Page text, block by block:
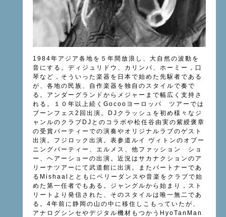
1984年アジア各地を５年間放浪し、大自然の波動を
音にする。ディジュリドウ、カリンバ、ホーミー，口
琴など，そういった楽器を日本で始めた先駆者である
が、各地の民族、自作楽器を独自のスタイルで奏で
る。アンダーグランドからメジャーまで幅広く支持さ
れる。１０年以上続くGocooヨーロッパ ツアーでは
ブーンフェス2回出演。DJクラッシュを初め様々なジ
ャンルのクラブDJとのコラボや松任谷由実の紫綬褒章
の受賞パーティーでの演奏やオリジナルラブのゲスト
出演。フジロック出演。表参道ルイ ヴィトンのオプー
ニングパーティー、エルメス、他ファッション ショ
ー、ヘアーショーの出演。近況はサカナクションのア
リーナツアーにて武道館に出演。またパートナーであ
るMishaalとともにベリーダンスや音楽をクラブで始
めた第一任者でもある。ジャングルから始まり，スト
リートより発信された、そのスタイルは唯一無二であ
る。4年前に静岡の山の中に移住しこもっていたが、
アナログシンセやデジタル機材もつかうHyoTanMan